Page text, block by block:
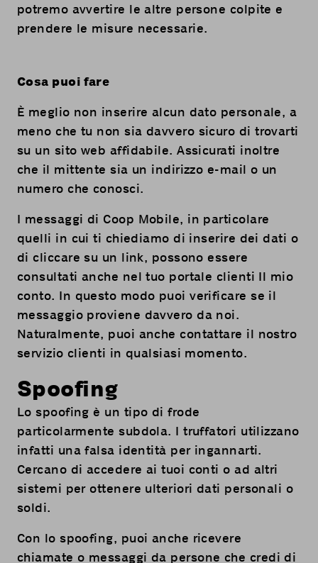
potremo avvertire le altre persone colpite e
prendere le misure necessarie.
Cosa puoi fare
È meglio non inserire alcun dato personale, a
meno che tu non sia davvero sicuro di trovarti
su un sito web affidabile. Assicurati inoltre
che il mittente sia un indirizzo e-mail o un
numero che conosci.
I messaggi di Coop Mobile, in particolare
quelli in cui ti chiediamo di inserire dei dati o
di cliccare su un link, possono essere
consultati anche nel tuo portale clienti Il mio
conto. In questo modo puoi verificare se il
messaggio proviene davvero da noi.
Naturalmente, puoi anche contattare il nostro
servizio clienti in qualsiasi momento.
Spoofing
Lo spoofing è un tipo di frode
particolarmente subdola. I truffatori utilizzano
infatti una falsa identità per ingannarti.
Cercano di accedere ai tuoi conti o ad altri
sistemi per ottenere ulteriori dati personali o
soldi.
Con lo spoofing, puoi anche ricevere
chiamate o messaggi da persone che credi di